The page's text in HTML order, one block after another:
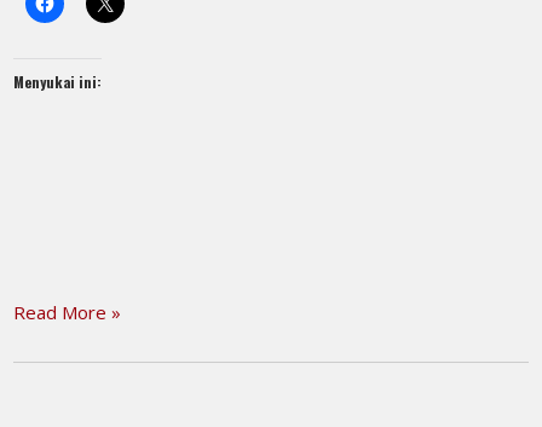
Menyukai ini:
Read More »